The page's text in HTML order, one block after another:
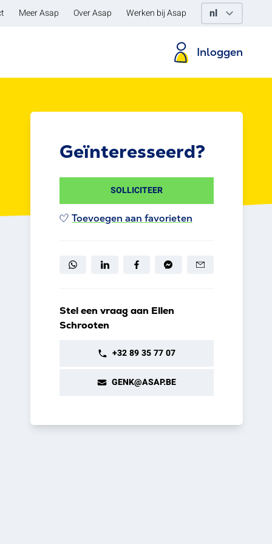
Meer Asap Over Asap Werken bij Asap
Inloggen
Geïnteresseerd?
SOLLICITEER
Toevoegen aan favorieten
Stel een vraag aan Ellen
Schrooten
+32 89 35 77 07
GENK@ASAP.BE